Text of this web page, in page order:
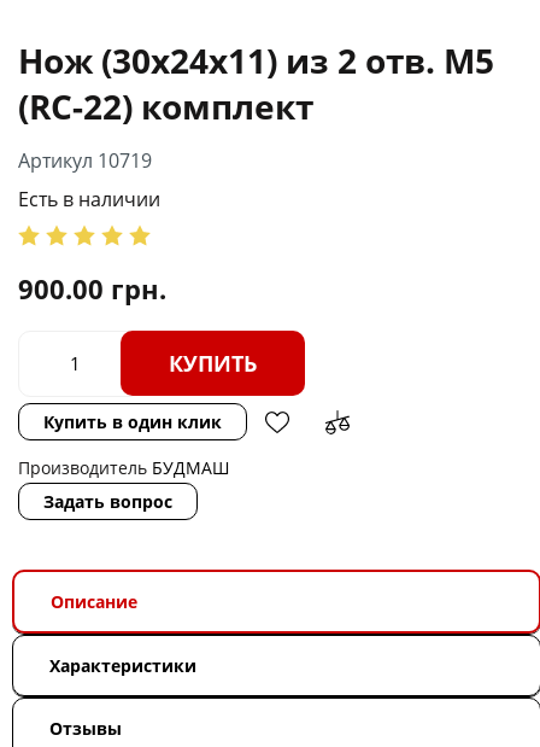
Нож (30х24х11) из 2 отв. М5
(RC-22) комплект
Артикул 10719
Есть в наличии
900.00 грн.
КУПИТЬ
Купить в один клик
Производитель БУДМАШ
Задать вопрос
Описание
Характеристики
Отзывы